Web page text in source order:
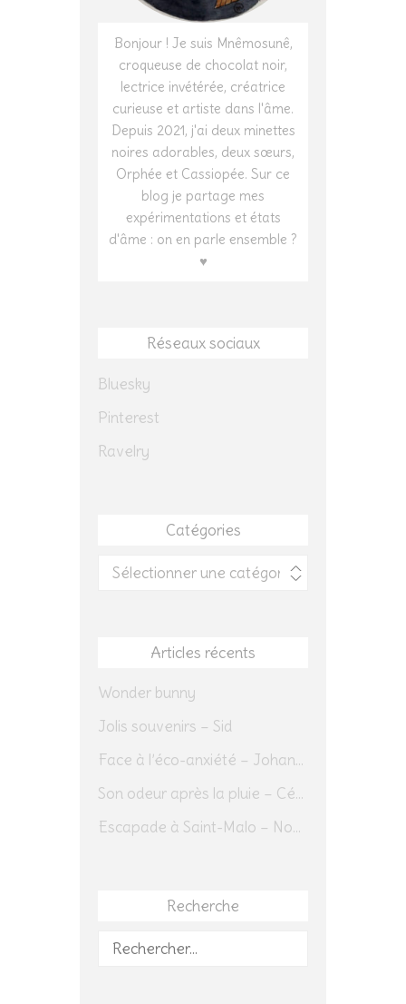
Bonjour ! Je suis Mnêmosunê,
croqueuse de chocolat noir,
lectrice invétérée, créatrice
curieuse et artiste dans l'âme.
Depuis 2021, j'ai deux minettes
noires adorables, deux sœurs,
Orphée et Cassiopée. Sur ce
blog je partage mes
expérimentations et états
d'âme : on en parle ensemble ?
♥
Réseaux sociaux
Bluesky
Pinterest
Ravelry
Catégories
Catégories
Articles récents
Wonder bunny
Jolis souvenirs – Sid
Face à l’éco-anxiété – Johannes Herrmann
Son odeur après la pluie – Cédric Sapin-Defour
Escapade à Saint-Malo – Novembre 2025 – Jour 1
Recherche
Rechercher :